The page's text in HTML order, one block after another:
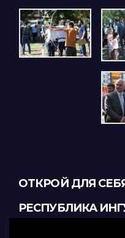
ОТКРОЙ ДЛЯ
РЕСПУБЛИКА